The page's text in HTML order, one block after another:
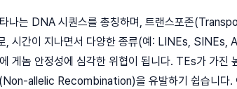
나는 DNA 시퀀스를 총칭하며, 트랜스포존
, 시간이 지나면서 다양한 종류(예: LINEs, SINEs,
게놈 안정성에 심각한 위협이 됩니다. TEs가 가
allelic Recombination)을 유발하기 쉽습니다